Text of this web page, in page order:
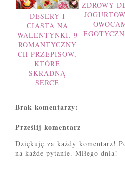
DESERY I
CIASTA NA
WALENTYNKI. 9
ROMANTYCZNY
CH PRZEPISÓW,
KTÓRE
SKRADNĄ
SERCE
ZDROWY
Brak komentarzy:
Prześlij komentarz
Dziękuję za każdy komentarz!
na każde pytanie. Miłego dnia!